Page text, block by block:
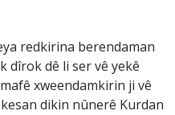
redkirina berendaman
dîrok dê li ser vê yekê
xweendamkirin ji vê
dikin nûnerê Kurdan